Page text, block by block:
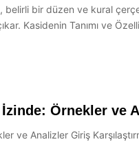
belirli bir düzen ve kural
Kasidenin Tanımı ve
İzinde: Örnekler ve
ve Analizler Giriş